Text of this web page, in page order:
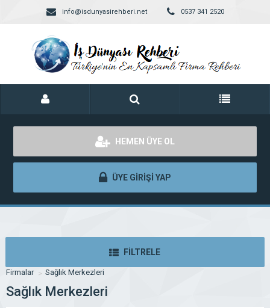
info@isdunyasirehberi.net 0537 341 2520
HEMEN ÜYE OL
ÜYE GİRİŞİ YAP
FİLTRELE
Firmalar Sağlık Merkezleri
Sağlık Merkezleri